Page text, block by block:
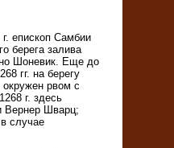
епископ Самбии
берега залива
Шоневик. Еще до
гг. на берегу
рвом с
г. здесь
Вернер Шварц;
случае